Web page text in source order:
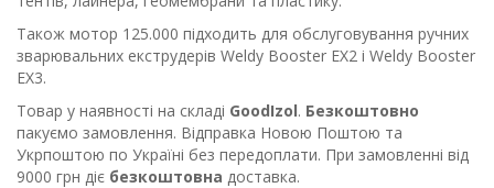
Також мотор 125.000 підходить для обслуговування ручних
зварювальних екструдерів Weldy Booster EX2 і Weldy Booster
EX3.
Товар у наявності на складі GoodIzol. Безкоштовно
пакуємо замовлення. Відправка Новою Поштою та
Укрпоштою по Україні без передоплати. При замовленні від
9000 грн діє безкоштовна доставка.